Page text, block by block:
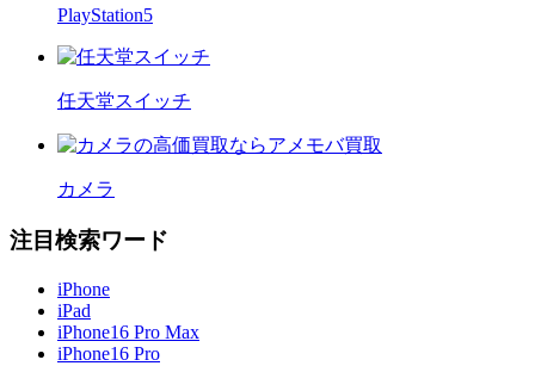
PlayStation5
任天堂スイッチ
カメラ
注目検索ワード
iPhone
iPad
iPhone16 Pro Max
iPhone16 Pro